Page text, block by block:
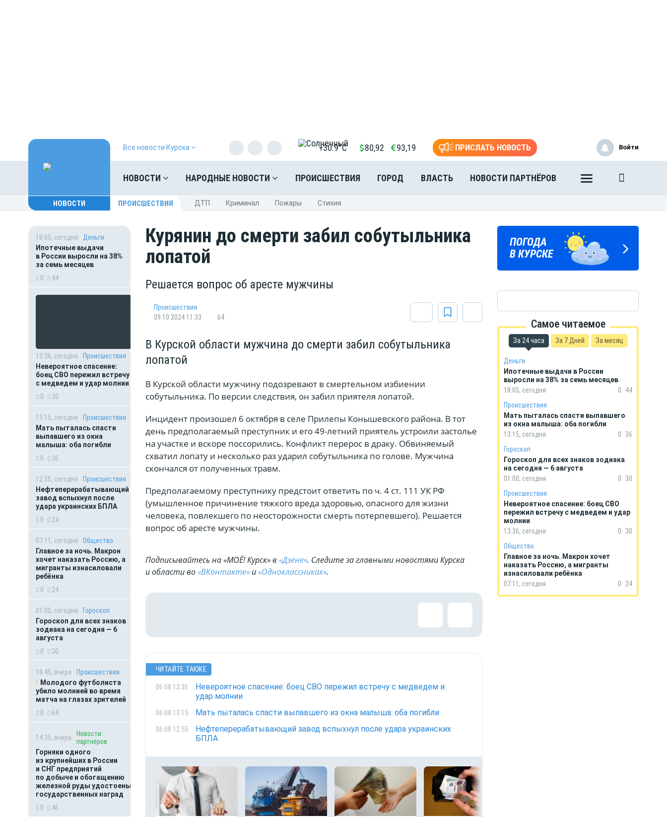
Все новости Курска +30.9°C 80,92 93,19 ПРИСЛАТЬ НОВОСТЬ
НОВОСТИ НАРОДНЫЕ НОВОСТИ ПРОИСШЕСТВИЯ ГОРОД ВЛАСТЬ НОВОСТИ ПАРТНЁРОВ
Войти
НОВОСТИ ПРОИСШЕСТВИЯ ДТП Криминал Пожары Стихия
18:05, сегодня
Деньги
Ипотечные выдачи
в России выросли на 38%
за семь месяцев
0
44
13:36, сегодня
Происшествия
Невероятное спасение:
боец СВО пережил встречу
с медведем и удар молнии
0
30
13:15, сегодня
Происшествия
Мать пыталась спасти
выпавшего из окна
малыша: оба погибли
0
36
12:55, сегодня
Происшествия
Нефтеперерабатывающий
завод вспыхнул после
удара украинских БПЛА
0
24
07:11, сегодня
Общество
Главное за ночь. Макрон
хочет наказать Россию, а
мигранты изнасиловали
ребёнка
0
24
01:00, сегодня
Гороскоп
Гороскоп для всех знаков
зодиака на сегодня — 6
августа
0
30
18:45, вчера
Происшествия
Молодого футболиста
убило молнией во время
матча на глазах зрителей
0
64
14:35, вчера
Новости
партнёров
Горняки одного
из крупнейших в России
и СНГ предприятий
по добыче и обогащению
железной руды удостоены
государственных наград
0
46
Курянин до смерти забил собутыльника
лопатой
Решается вопрос об аресте мужчины
Происшествия
09.10.2024 11:33
64
В Курской области мужчина до смерти забил собутыльника
лопатой
В Курской области мужчину подозревают в смертельном избиении
собутыльника. По версии следствия, он забил приятеля лопатой.
Инцидент произошел 6 октября в селе Прилепы Конышевского района. В тот
день предполагаемый преступник и его 49-летний приятель устроили застолье
на участке и вскоре поссорились. Конфликт перерос в драку. Обвиняемый
схватил лопату и несколько раз ударил собутыльника по голове. Мужчина
скончался от полученных травм.
Предполагаемому преступнику предстоит ответить по ч. 4 ст. 111 УК РФ
(умышленное причинение тяжкого вреда здоровью, опасного для жизни
человека, повлекшего по неосторожности смерть потерпевшего). Решается
вопрос об аресте мужчины.
Подписывайтесь на «МОЁ! Курск» в «Дзене». Cледите за главными новостями Курска
и области во«ВКонтакте» и«Одноклассниках».
ЧИТАЙТЕ ТАКЖЕ
06.08 13:36
Невероятное спасение: боец СВО пережил встречу с медведем и
удар молнии
06.08 13:15 Мать пыталась спасти выпавшего из окна малыша: оба погибли
06.08 12:55
Нефтеперерабатывающий завод вспыхнул после удара украинских
БПЛА
ГОРОСКОП
НА КАЖДЫЙ ДЕНЬ
ПОГОДА
В КУРСКЕ
Самое читаемое
За 24 часа За 7 Дней За месяц
Деньги
Ипотечные выдачи в России
выросли на 38% за семь месяцев
18:05, сегодня
0
44
Происшествия
Мать пыталась спасти выпавшего
из окна малыша: оба погибли
13:15, сегодня
0
36
Гороскоп
Гороскоп для всех знаков зодиака
на сегодня — 6 августа
01:00, сегодня
0
30
Происшествия
Невероятное спасение: боец СВО
пережил встречу с медведем и удар
молнии
13:36, сегодня
0
30
Общество
Главное за ночь. Макрон хочет
наказать Россию, а мигранты
изнасиловали ребёнка
07:11, сегодня
0 24